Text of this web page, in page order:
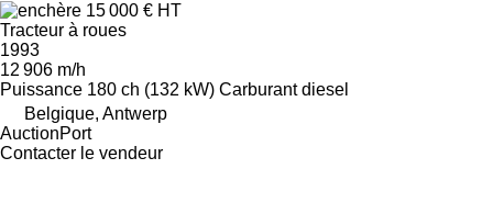
15 000 € HT
Tracteur à roues
1993
12 906 m/h
Puissance 180 ch (132 kW) Carburant diesel
Belgique, Antwerp
AuctionPort
Contacter le vendeur